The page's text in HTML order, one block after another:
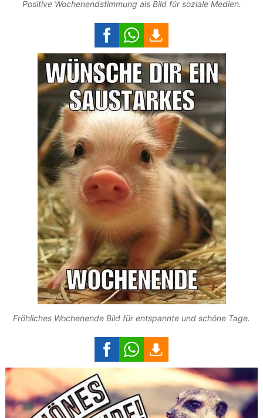
Positive Wochenendstimmung als Bild für soziale Medien.
Fröhliches Wochenende Bild für entspannte und schöne Tage.